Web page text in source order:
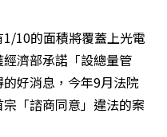
10的面積將覆蓋上光電
濟部承諾「設總量管
好消息，今年9月法院
「諮商同意」違法的案